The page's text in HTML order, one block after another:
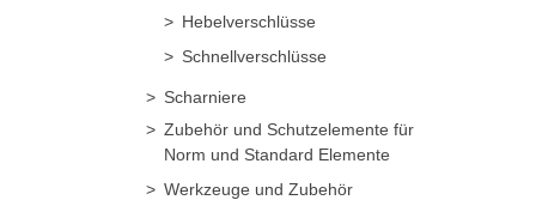
Hebelverschlüsse
Schnellverschlüsse
Scharniere
Zubehör und Schutzelemente für
Norm und Standard Elemente
Werkzeuge und Zubehör